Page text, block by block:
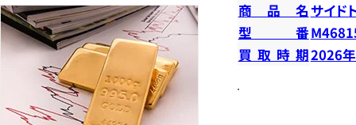
商品名 サイド
型番
買取時期2026